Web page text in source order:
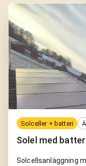
Solceller + batteri
Solel med
Solcellsanläggning